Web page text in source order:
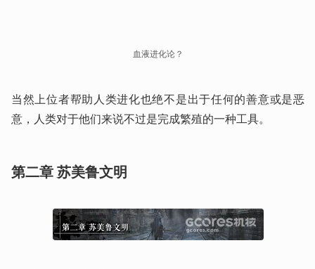
血液进化论？
当然上位者帮助人类进化也绝不是出于任何的善意或是恶
意，人类对于他们来说不过是完成繁殖的一种工具。
第二章 苏美鲁文明